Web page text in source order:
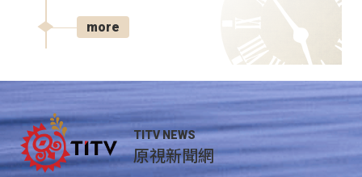
more
TITV NEWS
原視新聞網